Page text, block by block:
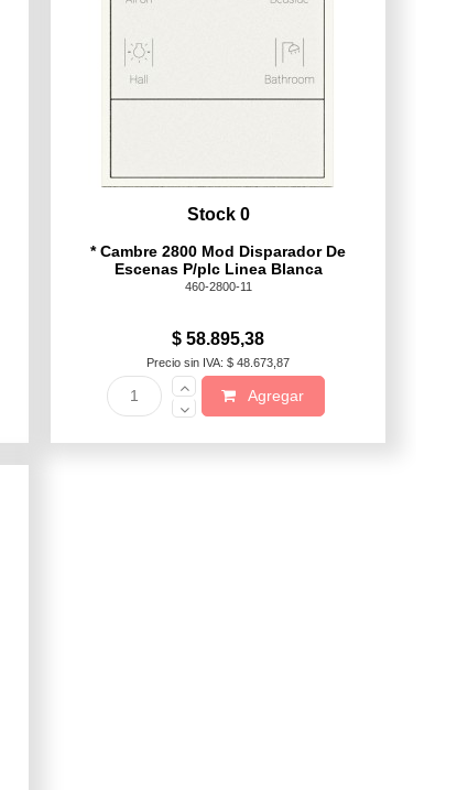
Stock 0
* Cambre 2800 Mod Disparador De
Escenas P/plc Linea Blanca
460-2800-11
$ 58.895,38
Precio sin IVA: $ 48.673,87
Agregar